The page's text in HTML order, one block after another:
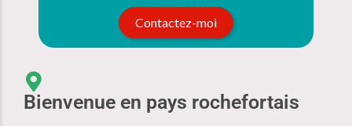
Contactez-moi
Bienvenue en pays rochefortais